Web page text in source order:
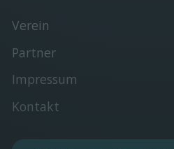
Verein
Partner
Impressum
Kontakt